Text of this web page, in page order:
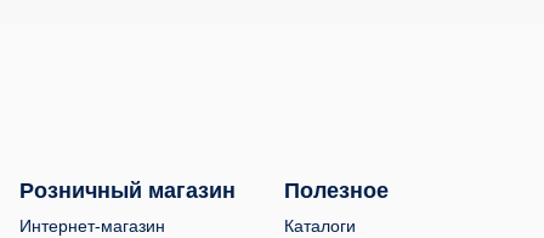
Розничный магазин
Интернет-магазин
Полезное
Каталоги